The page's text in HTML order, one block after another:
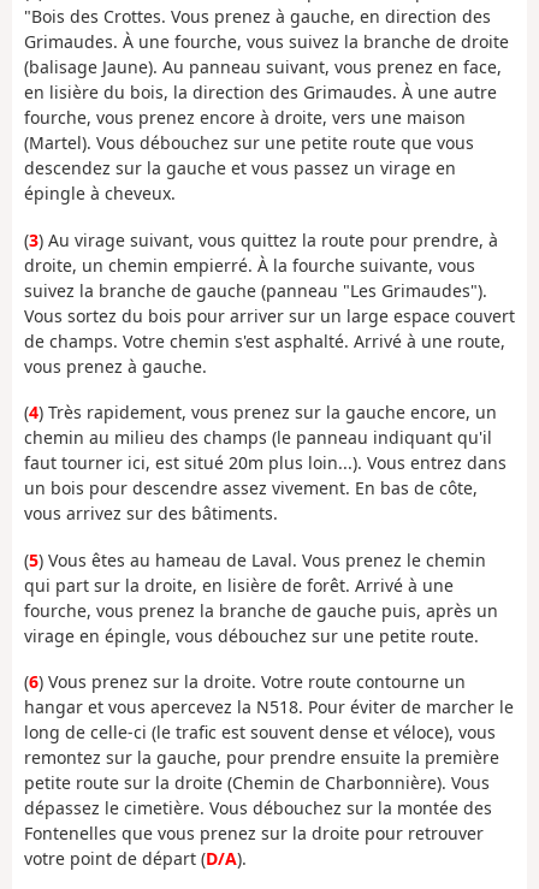
"Bois des Crottes. Vous prenez à gauche, en direction des
Grimaudes. À une fourche, vous suivez la branche de droite
(balisage Jaune). Au panneau suivant, vous prenez en face,
en lisière du bois, la direction des Grimaudes. À une autre
fourche, vous prenez encore à droite, vers une maison
(Martel). Vous débouchez sur une petite route que vous
descendez sur la gauche et vous passez un virage en
épingle à cheveux.
(3) Au virage suivant, vous quittez la route pour prendre, à
droite, un chemin empierré. À la fourche suivante, vous
suivez la branche de gauche (panneau "Les Grimaudes").
Vous sortez du bois pour arriver sur un large espace couvert
de champs. Votre chemin s'est asphalté. Arrivé à une route,
vous prenez à gauche.
(4) Très rapidement, vous prenez sur la gauche encore, un
chemin au milieu des champs (le panneau indiquant qu'il
faut tourner ici, est situé 20m plus loin...). Vous entrez dans
un bois pour descendre assez vivement. En bas de côte,
vous arrivez sur des bâtiments.
(5) Vous êtes au hameau de Laval. Vous prenez le chemin
qui part sur la droite, en lisière de forêt. Arrivé à une
fourche, vous prenez la branche de gauche puis, après un
virage en épingle, vous débouchez sur une petite route.
(6) Vous prenez sur la droite. Votre route contourne un
hangar et vous apercevez la N518. Pour éviter de marcher le
long de celle-ci (le trafic est souvent dense et véloce), vous
remontez sur la gauche, pour prendre ensuite la première
petite route sur la droite (Chemin de Charbonnière). Vous
dépassez le cimetière. Vous débouchez sur la montée des
Fontenelles que vous prenez sur la droite pour retrouver
votre point de départ (D/A).